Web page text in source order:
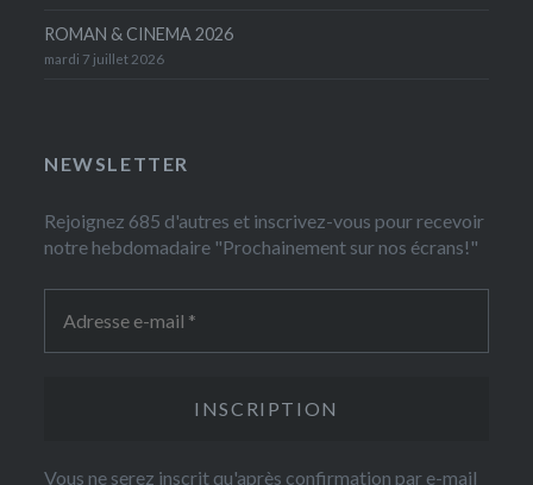
ROMAN & CINEMA 2026
mardi 7 juillet 2026
NEWSLETTER
Rejoignez 685 d'autres et inscrivez-vous pour recevoir
notre hebdomadaire "Prochainement sur nos écrans!"
Vous ne serez inscrit qu'après confirmation par e-mail